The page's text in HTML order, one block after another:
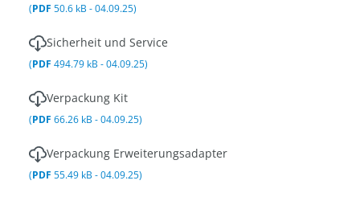
(PDF 50.6 kB - 04.09.25)
Sicherheit und Service
(PDF 494.79 kB - 04.09.25)
Verpackung Kit
(PDF 66.26 kB - 04.09.25)
Verpackung Erweiterungsadapter
(PDF 55.49 kB - 04.09.25)